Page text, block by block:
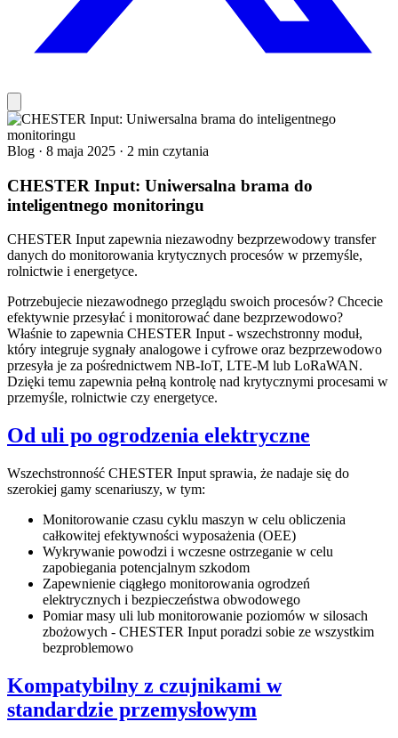
Blog · 8 maja 2025 · 2 min czytania
CHESTER Input: Uniwersalna brama do
inteligentnego monitoringu
CHESTER Input zapewnia niezawodny bezprzewodowy transfer
danych do monitorowania krytycznych procesów w przemyśle,
rolnictwie i energetyce.
Potrzebujecie niezawodnego przeglądu swoich procesów? Chcecie
efektywnie przesyłać i monitorować dane bezprzewodowo?
Właśnie to zapewnia CHESTER Input - wszechstronny moduł,
który integruje sygnały analogowe i cyfrowe oraz bezprzewodowo
przesyła je za pośrednictwem NB-IoT, LTE-M lub LoRaWAN.
Dzięki temu zapewnia pełną kontrolę nad krytycznymi procesami w
przemyśle, rolnictwie czy energetyce.
Od uli po ogrodzenia elektryczne
Wszechstronność CHESTER Input sprawia, że nadaje się do
szerokiej gamy scenariuszy, w tym:
Monitorowanie czasu cyklu maszyn w celu obliczenia
całkowitej efektywności wyposażenia (OEE)
Wykrywanie powodzi i wczesne ostrzeganie w celu
zapobiegania potencjalnym szkodom
Zapewnienie ciągłego monitorowania ogrodzeń
elektrycznych i bezpieczeństwa obwodowego
Pomiar masy uli lub monitorowanie poziomów w silosach
zbożowych - CHESTER Input poradzi sobie ze wszystkim
bezproblemowo
Kompatybilny z czujnikami w
standardzie przemysłowym